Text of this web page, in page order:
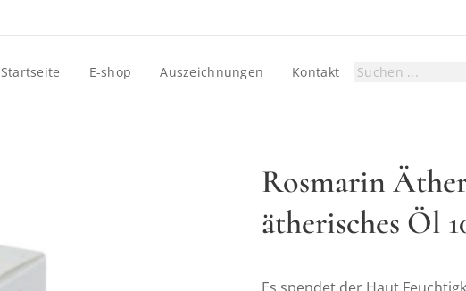
Startseite E-shop Auszeichnungen Kontakt
Rosmarin
ätherisches Öl